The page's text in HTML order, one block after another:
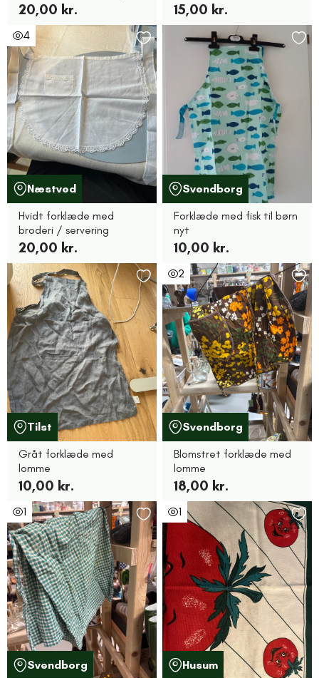
20,00 kr. 15,00 kr.
4
Næstved
Hvidt forklæde med
broderi / servering
20,00 kr.
Svendborg
Forklæde med fisk til børn
nyt
10,00 kr.
Tilst
Gråt forklæde med
lomme
10,00 kr.
2
Svendborg
Blomstret forklæde med
lomme
18,00 kr.
1
Svendborg
1
Husum